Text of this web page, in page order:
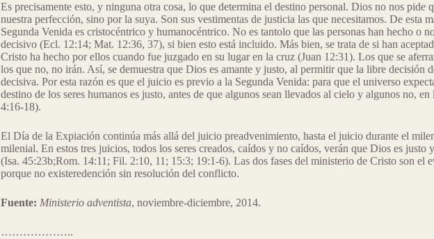
Es precisamente esto, y ninguna otra cosa, lo que determina el destino personal. Dios no nos pide
nuestra perfección, sino por la suya. Son sus vestimentas de justicia las que necesitamos. De esta
Segunda Venida es cristocéntrico y humanocéntrico. No es tantolo que las personas han hecho o
decisivo (Ecl. 12:14; Mat. 12:36, 37), si bien esto está incluido. Más bien, se trata de si han
Cristo ha hecho por ellos cuando fue juzgado en su lugar en la cruz (Juan 12:31). Los que se
los que no, no irán. Así, se demuestra que Dios es amante y justo, al permitir que la libre decisión
decisiva. Por esta razón es que el juicio es previo a la Segunda Venida: para que el universo
destino de los seres humanos es justo, antes de que algunos sean llevados al cielo y algunos no,
4:16-18).
El Día de la Expiación continúa más allá del juicio preadvenimiento, hasta el juicio durante el
milenial. En estos tres juicios, todos los seres creados, caídos y no caídos, verán que Dios es justo
(Isa. 45:23b;Rom. 14:11; Fil. 2:10, 11; 15:3; 19:1-6). Las dos fases del ministerio de Cristo son el
porque no existeredención sin resolución del conflicto.
Fuente: Ministerio adventista, noviembre-diciembre, 2014.
………………..